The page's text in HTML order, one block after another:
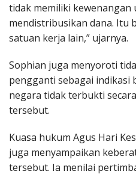
tidak memiliki
mendistribusikan dana. Itu
satuan kerja lain,” ujarnya.
Sophian juga menyoroti
pengganti sebagai indikasi
negara tidak terbukti
tersebut.
Kuasa hukum Agus Hari
juga menyampaikan
tersebut. Ia menilai